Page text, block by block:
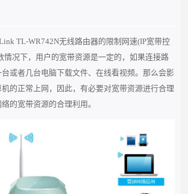
TL-WR742N无线路由器的限制网速(IP宽带控
情况下，用户的宽带资源是一定的，如果连接路
或者几台电脑下载文件、在线看视频。那么会影
的正常上网，因此，有必要对宽带资源进行合理
的宽带资源的合理利用。